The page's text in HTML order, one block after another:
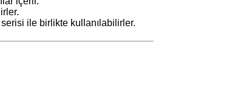
ile birlikte kullanılabilirler.